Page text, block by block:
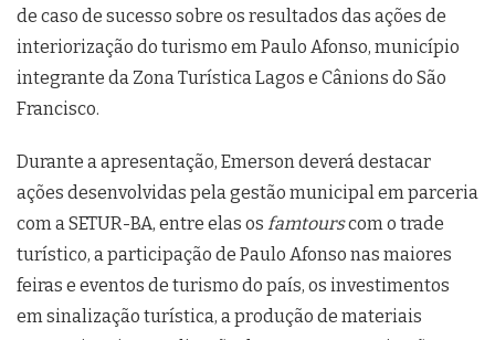
de caso de sucesso sobre os resultados das ações de
interiorização do turismo em Paulo Afonso, município
integrante da Zona Turística Lagos e Cânions do São
Francisco.
Durante a apresentação, Emerson deverá destacar
ações desenvolvidas pela gestão municipal em parceria
com a SETUR-BA, entre elas os famtourscom o trade
turístico, a participação de Paulo Afonso nas maiores
feiras e eventos de turismo do país, os investimentos
em sinalização turística, a produção de materiais